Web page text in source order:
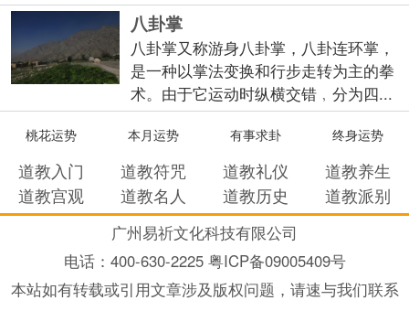
八卦掌
八卦掌又称游身八卦掌，八卦连环掌，
是一种以掌法变换和行步走转为主的拳
术。由于它运动时纵横交错﹐分为四...
桃花运势 本月运势 有事求卦 终身运势
道教入门 道教符咒 道教礼仪
道教养生
道教宫观
道教名人 道教历史 道教派别
广州易祈文化科技有限公司
电话： 400-630-2225 粤ICP备09005409号
本站如有转载或引用文章涉及版权问题，请速与我们联系